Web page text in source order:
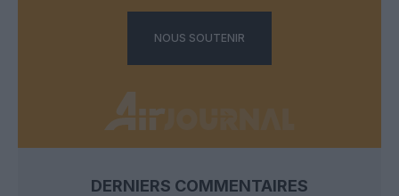
NOUS SOUTENIR
DERNIERS COMMENTAIRES